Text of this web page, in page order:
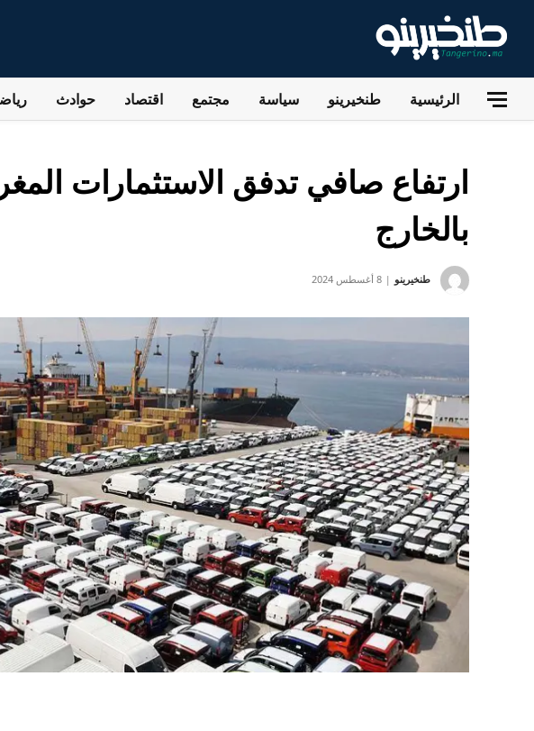
الرئيسية طنخيرينو سياسة مجتمع اقتصاد حوادث
ارتفاع صافي تدفق الاستثمارات
بالخارج
طنخيرينو 8 أغسطس 2024